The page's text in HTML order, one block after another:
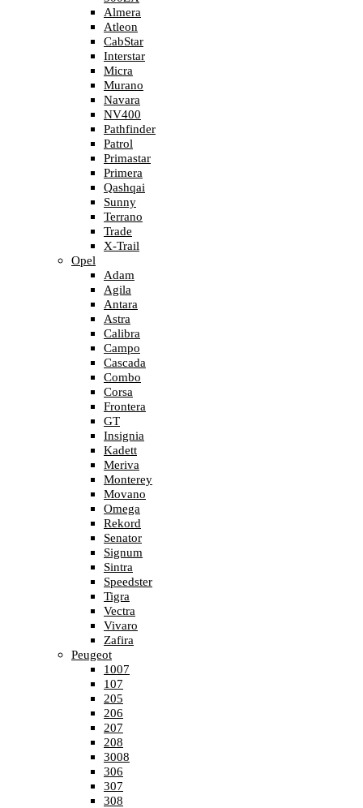
Almera
Atleon
CabStar
Interstar
Micra
Murano
Navara
NV400
Pathfinder
Patrol
Primastar
Primera
Qashqai
Sunny
Terrano
Trade
X-Trail
Opel
Adam
Agila
Antara
Astra
Calibra
Campo
Cascada
Combo
Corsa
Frontera
GT
Insignia
Kadett
Meriva
Monterey
Movano
Omega
Rekord
Senator
Signum
Sintra
Speedster
Tigra
Vectra
Vivaro
Zafira
Peugeot
1007
107
205
206
207
208
3008
306
307
308